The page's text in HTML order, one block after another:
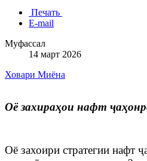
Печать
E-mail
Муфассал
14 март 2026
Ховари Миёна
Оё захираҳои нафт
Оё захоири стратегии нафт